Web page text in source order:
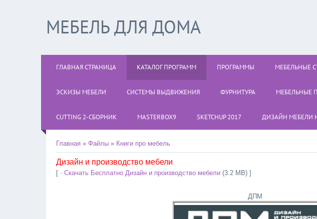
МЕБЕЛЬ ДЛЯ ДОМА
ГЛАВНАЯ СТРАНИЦА КАТАЛОГ ПРОГРАММ ПРОГРАММЫ МЕБЕЛЬНЫЕ
ЭСКИЗЫ МЕБЕЛИ СИСТЕМЫ ВЫДВИЖЕНИЯ ФУРНИТУРА МЕБЕЛЬНЫЕ
CUTTING 2-СБОРНИК MASTERBOX9 SKETCHUP 2017 ДИЗАЙН МЕБЕЛИ
Главная » Файлы » Книги про мебель
Дизайн и производство мебели
[ · Скачать Бесплатно Дизайн и производство мебели (3.2 MB) ]
ДПМ